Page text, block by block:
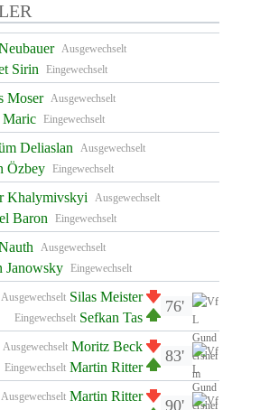
Ausgewechselt
Eingewechselt
Sirin
Ausgewechselt
Moser
Eingewechselt
Ausgewechselt
Deliaslan
Eingewechselt
Özbey
Ausgewechselt
Khalymivskyi
Eingewechselt
Baron
Ausgewechselt
Eingewechselt
Janowsky
76'
Ausgewechselt Silas Meister
Eingewechselt Sefkan Tas
83'
Ausgewechselt Moritz Beck
Eingewechselt Martin Ritter
90'
Ausgewechselt Martin Ritter